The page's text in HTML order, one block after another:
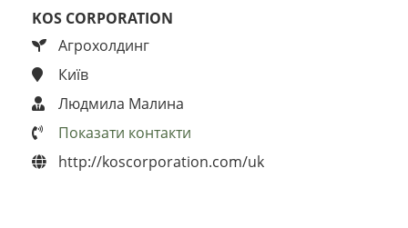
KOS CORPORATION
Агрохолдинг
Київ
Людмила Малина
Показати контакти
http://koscorporation.com/uk